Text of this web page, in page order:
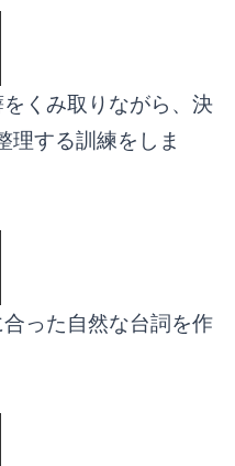
くみ取りながら、決
理する訓練をしま
った自然な台詞を作